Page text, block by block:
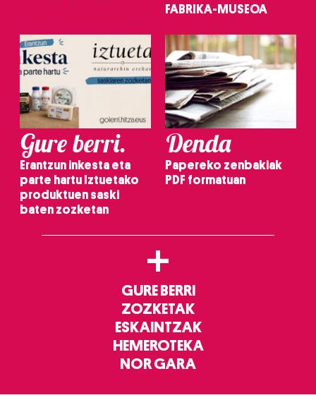
FABRIKA-MUSEOA
Gure berri.
Erantzun inkesta eta
parte hartu Iztuetako
produktuen saski
baten zozketan
Denda
Papereko zenbakiak
PDF formatuan
+
GURE BERRI
ZOZKETAK
ESKAINTZAK
HEMEROTEKA
NOR GARA